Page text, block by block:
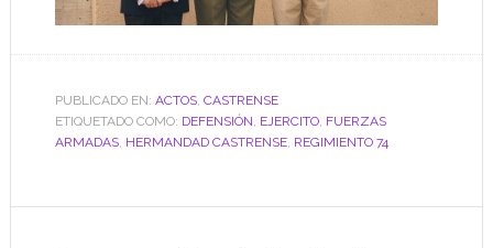
PUBLICADO EN: ACTOS, CASTRENSE
ETIQUETADO COMO: DEFENSIÓN, EJERCITO, FUERZAS
ARMADAS, HERMANDAD CASTRENSE, REGIMIENTO 74